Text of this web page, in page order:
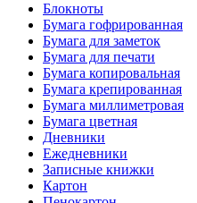
Блокноты
Бумага гофрированная
Бумага для заметок
Бумага для печати
Бумага копировальная
Бумага крепированная
Бумага миллиметровая
Бумага цветная
Дневники
Ежедневники
Записные книжки
Картон